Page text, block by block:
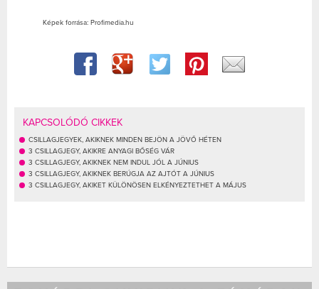
Képek forrása: Profimedia.hu
KAPCSOLÓDÓ CIKKEK
CSILLAGJEGYEK, AKIKNEK MINDEN BEJÖN A JÖVŐ HÉTEN
3 CSILLAGJEGY, AKIKRE ANYAGI BŐSÉG VÁR
3 CSILLAGJEGY, AKIKNEK NEM INDUL JÓL A JÚNIUS
3 CSILLAGJEGY, AKIKNEK BERÚGJA AZ AJTÓT A JÚNIUS
3 CSILLAGJEGY, AKIKET KÜLÖNÖSEN ELKÉNYEZTETHET A MÁJUS